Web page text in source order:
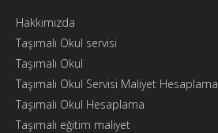
Hakkımızda
Taşımalı Okul servisi
Taşımalı Okul
Taşımalı Okul Servisi Maliyet Hesaplama
Taşımalı Okul Hesaplama
Taşımalı eğitim maliyet